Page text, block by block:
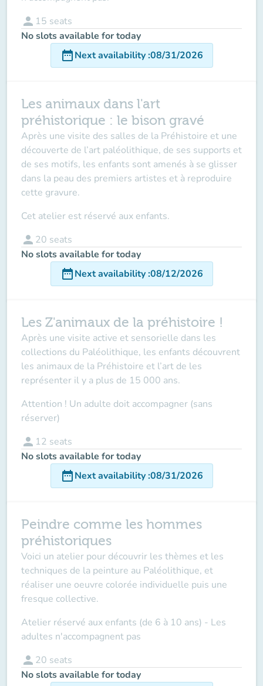
person 15 seats
No slots available for today
date_rangeNext availability:08/31/2026
Les animaux dans l'art
préhistorique : le bison gravé
Après une visite des salles de la Préhistoire et une
découverte de l’art paléolithique, de ses supports et
de ses motifs, les enfants sont amenés à se glisser
dans la peau des premiers artistes et à reproduire
cette gravure.
Cet atelier est réservé aux enfants.
person 20 seats
No slots available for today
date_rangeNext availability:08/12/2026
Les Z'animaux de la préhistoire !
Après une visite active et sensorielle dans les
collections du Paléolithique, les enfants découvrent
les animaux de la Préhistoire et l’art de les
représenter il y a plus de 15 000 ans.
Attention ! Un adulte doit accompagner (sans
réserver)
person 12 seats
No slots available for today
date_rangeNext availability:08/31/2026
Peindre comme les hommes
préhistoriques
Voici un atelier pour découvrir les thèmes et les
techniques de la peinture au Paléolithique, et
réaliser une oeuvre colorée individuelle puis une
fresque collective.
Atelier réservé aux enfants (de 6 à 10 ans) - Les
adultes n'accompagnent pas
person 20 seats
No slots available for today